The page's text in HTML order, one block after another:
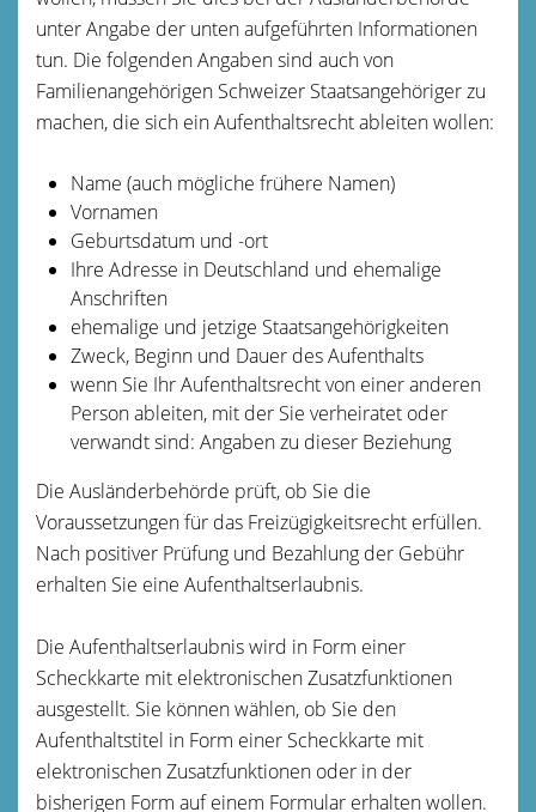
unter Angabe der unten aufgeführten Informationen
tun. Die folgenden Angaben sind auch von
Familienangehörigen Schweizer Staatsangehöriger zu
machen, die sich ein Aufenthaltsrecht ableiten wollen:
Name (auch mögliche frühere Namen)
Vornamen
Geburtsdatum und -ort
Ihre Adresse in Deutschland und ehemalige
Anschriften
ehemalige und jetzige Staatsangehörigkeiten
Zweck, Beginn und Dauer des Aufenthalts
wenn Sie Ihr Aufenthaltsrecht von einer anderen
Person ableiten, mit der Sie verheiratet oder
verwandt sind: Angaben zu dieser Beziehung
Die Ausländerbehörde prüft, ob Sie die
Voraussetzungen für das Freizügigkeitsrecht erfüllen.
Nach positiver Prüfung und Bezahlung der Gebühr
erhalten Sie eine Aufenthaltserlaubnis.
Die Aufenthaltserlaubnis wird in Form einer
Scheckkarte mit elektronischen Zusatzfunktionen
ausgestellt. Sie können wählen, ob Sie den
Aufenthaltstitel in Form einer Scheckkarte mit
elektronischen Zusatzfunktionen oder in der
bisherigen Form auf einem Formular erhalten wollen.